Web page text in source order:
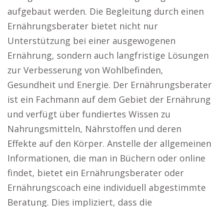
aufgebaut werden. Die Begleitung durch einen
Ernährungsberater bietet nicht nur
Unterstützung bei einer ausgewogenen
Ernährung, sondern auch langfristige Lösungen
zur Verbesserung von Wohlbefinden,
Gesundheit und Energie. Der Ernährungsberater
ist ein Fachmann auf dem Gebiet der Ernährung
und verfügt über fundiertes Wissen zu
Nahrungsmitteln, Nährstoffen und deren
Effekte auf den Körper. Anstelle der allgemeinen
Informationen, die man in Büchern oder online
findet, bietet ein Ernährungsberater oder
Ernährungscoach eine individuell abgestimmte
Beratung. Dies impliziert, dass die